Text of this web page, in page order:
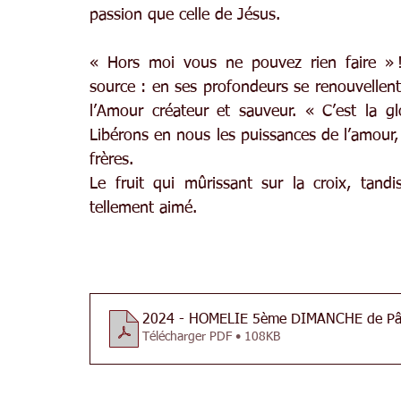
passion que celle de Jésus.
« Hors moi vous ne pouvez rien faire
source : en ses profondeurs se
l’Amour créateur et sauveur. « C’est
Libérons en nous les puissances de
frères.
Le fruit qui mûrissant sur la croix,
tellement aimé.
2024 - HOMELIE 5ème DIMANCHE de
Télécharger PDF • 108KB